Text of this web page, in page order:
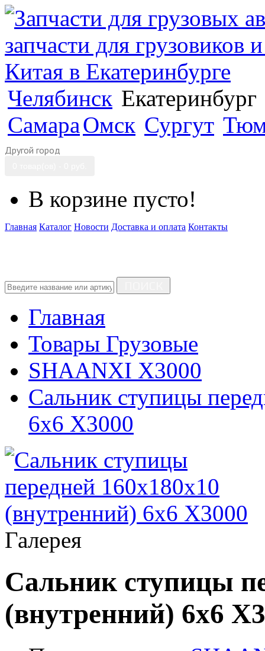
Челябинск Екатеринбург
СамараОмск Сургут
Другой город
В корзине пусто!
Главная Каталог Новости Доставка и оплата Контакты
Главная
Товары Грузовые
SHAANXI X3000
Сальник ступицы
6x6 X3000
Галерея
Сальник ступицы
(внутренний) 6x6